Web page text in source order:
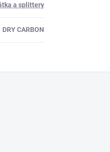
a splittery
DRY CARBON